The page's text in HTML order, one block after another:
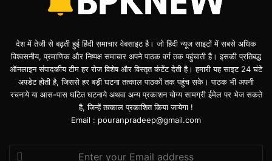
देश में तेजी से बढ़ती हुई हिंदी समाचार वेबसाइट है। जो हिंदी न्यूज साइटों में सबसे अधिक
विश्वसनीय, प्रमाणिक और निष्पक्ष समाचार अपने पाठक वर्ग तक पहुंचाती है। इसकी प्रतिबद्ध
ऑनलाइन संपादकीय टीम हर रोज विशेष और विस्तृत कंटेंट देती है। हमारी यह साइट 24 घंटे
अपडेट होती है, जिससे हर बड़ी घटना तत्काल पाठकों तक पहुंच सके। पाठक भी अपनी
रचनाये या आस-पास घटित घटनाये अथवा अन्य प्रकाशन योग्य सामग्री ईमेल पर भेज सकते
है, जिन्हें तत्काल प्रकाशित किया जायेगा !
Email : pouranpradeep@gmail.com